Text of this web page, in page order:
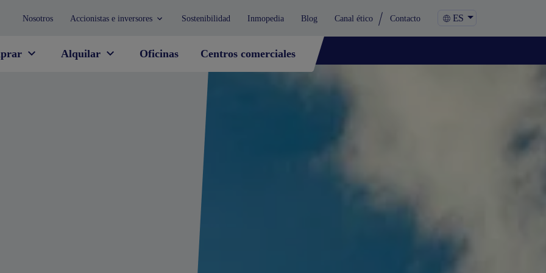
Nosotros Accionistas e inversores Sostenibilidad Inmopedia Blog Canal ético Contacto ES
Alquilar Oficinas Centros comerciales